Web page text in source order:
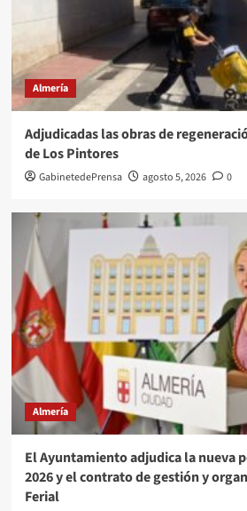
Almería
Adjudicadas las obras de
de Los Pintores
GabinetedePrensa agosto 5, 2026 0
Almería
El Ayuntamiento adjudica la nueva
2026 y el contrato de gestión y
Ferial